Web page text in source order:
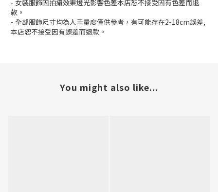
- 女裝服飾因拍攝效果燈光影響色差本店恕不接受因有色差而退
款。
- 全部服飾尺寸均為人手量度僅供參考，有可能存在2-18cm誤差,
本店恕不接受因有誤差而退款。
You might also like...